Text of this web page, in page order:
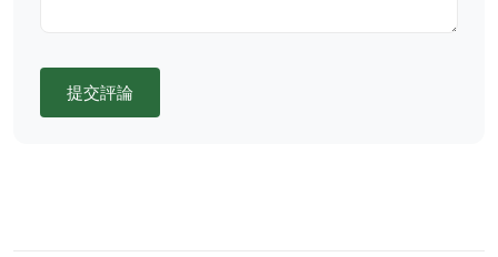
提交評論